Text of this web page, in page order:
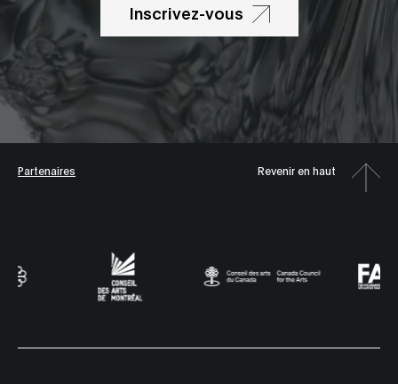
Inscrivez-vous
Partenaires Revenir en haut